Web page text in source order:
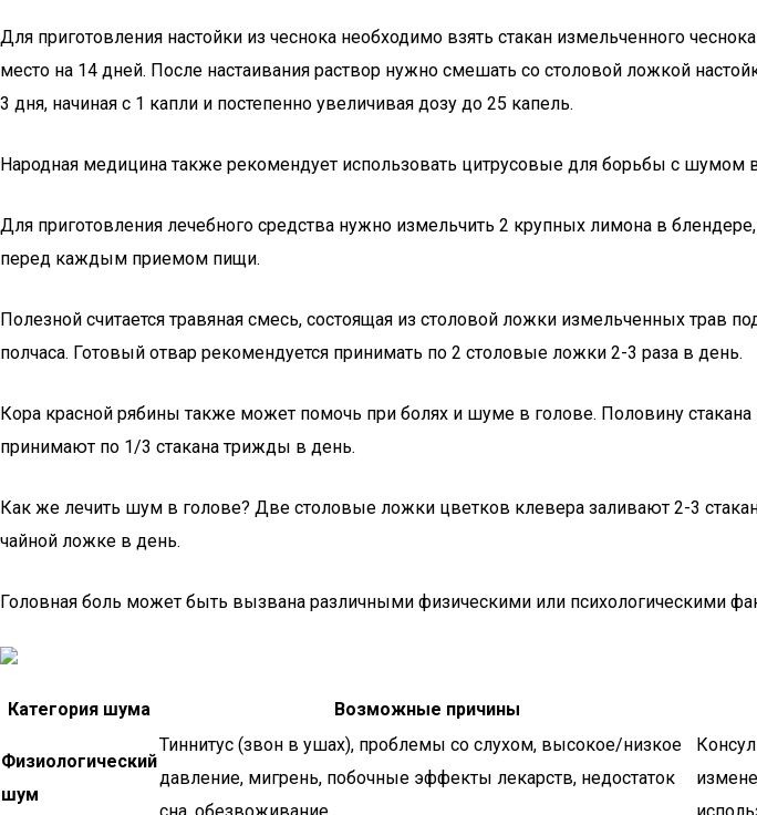
Для приготовления настойки из чеснока необходимо взять стакан измельченного
место на 14 дней. После настаивания раствор нужно смешать со столовой ложкой
3 дня, начиная с 1 капли и постепенно увеличивая дозу до 25 капель.
Народная медицина также рекомендует использовать цитрусовые для борьбы с шумом
Для приготовления лечебного средства нужно измельчить 2 крупных лимона в
перед каждым приемом пищи.
Полезной считается травяная смесь, состоящая из столовой ложки измельченных трав
полчаса. Готовый отвар рекомендуется принимать по 2 столовые ложки 2-3 раза в день.
Кора красной рябины также может помочь при болях и шуме в голове. Половину
принимают по 1/3 стакана трижды в день.
Как же лечить шум в голове? Две столовые ложки цветков клевера заливают 2-3
чайной ложке в день.
Головная боль может быть вызвана различными физическими или психологическими
Категория шума Возможные причины
Физиологический
шум
Тиннитус (звон в ушах), проблемы со слухом, высокое/низкое
давление, мигрень, побочные эффекты лекарств, недостаток